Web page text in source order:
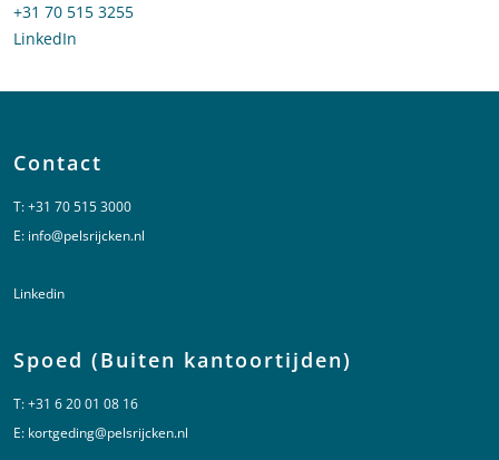
Bel naar Marije van Mannekes
+31 70 515 3255
LinkedIn
Contact
T:+31 70 515 3000
E: info@pelsrijcken.nl
Linkedin
Spoed (Buiten kantoortijden)
T:+31 6 20 01 08 16
E: kortgeding@pelsrijcken.nl